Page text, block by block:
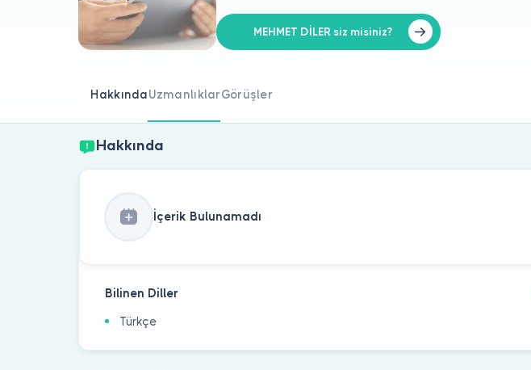
MEHMET DİLER siz misiniz?
HakkındaUzmanlıklarGörüşler
Hakkında
İçerik Bulunamadı
Bilinen Diller
Türkçe